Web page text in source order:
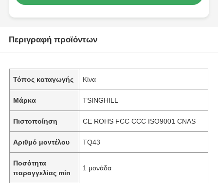
Περιγραφή προϊόντων
Τόπος καταγωγής Κίνα
Μάρκα TSINGHILL
Πιστοποίηση CE ROHS FCC CCC ISO9001 CNAS
Αριθμό μοντέλου TQ43
Ποσότητα
παραγγελίας min
1 μονάδα